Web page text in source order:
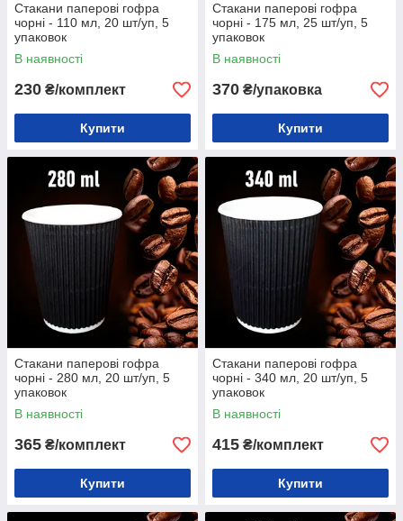
Стакани паперові гофра
чорні - 110 мл, 20 шт/уп, 5
упаковок
В наявності
230 ₴/комплект
Купити
Стакани паперові гофра
чорні - 175 мл, 25 шт/уп, 5
упаковок
В наявності
370 ₴/упаковка
Купити
Стакани паперові гофра
чорні - 280 мл, 20 шт/уп, 5
упаковок
В наявності
365 ₴/комплект
Купити
Стакани паперові гофра
чорні - 340 мл, 20 шт/уп, 5
упаковок
В наявності
415 ₴/комплект
Купити